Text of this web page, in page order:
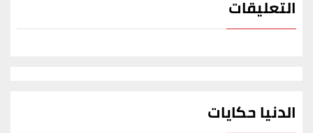
التعليقات
الدنيا حكايات